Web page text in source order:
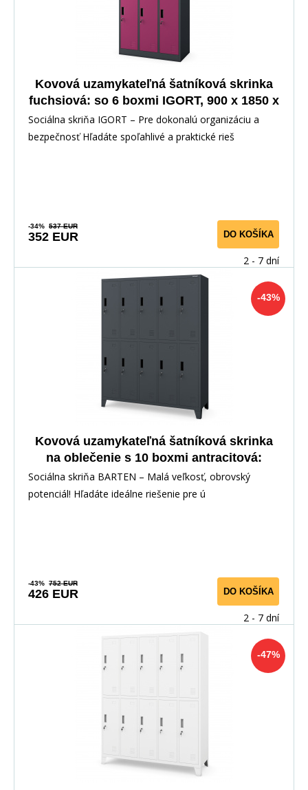
Kovová uzamykateľná šatníková skrinka
fuchsiová: so 6 boxmi IGORT, 900 x 1850 x
450 mm
Sociálna skriňa IGORT – Pre dokonalú organizáciu a
bezpečnosť Hľadáte spoľahlivé a praktické rieš
-34% 537 EUR
352 EUR DO KOŠÍKA
2 - 7 dní
-43%
Kovová uzamykateľná šatníková skrinka
na oblečenie s 10 boxmi antracitová:
BARTEN 1360 x 1720 x 450 mm
Sociálna skriňa BARTEN – Malá veľkosť, obrovský
potenciál! Hľadáte ideálne riešenie pre ú
-43% 752 EUR
426 EUR DO KOŠÍKA
2 - 7 dní
-47%